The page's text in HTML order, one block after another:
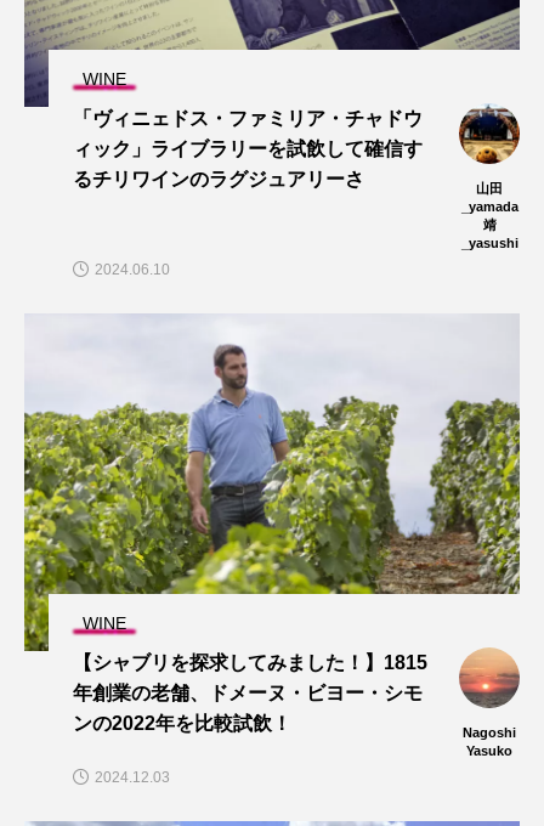
WINE
「ヴィニェドス・ファミリア・チャドウ
ィック」ライブラリーを試飲して確信す
るチリワインのラグジュアリーさ
山田
_yamada
靖
_yasushi
2024.06.10
WINE
【シャブリを探求してみました！】1815
年創業の老舗、ドメーヌ・ビヨー・シモ
ンの2022年を比較試飲！
Nagoshi
Yasuko
2024.12.03